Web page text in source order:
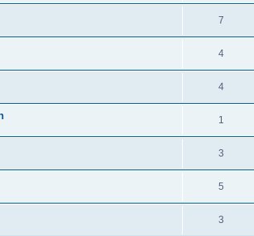
7
4
4
1
3
5
3